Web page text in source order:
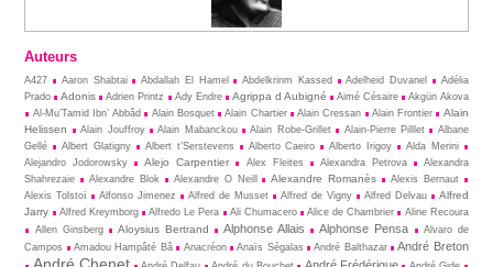
Auteurs
A427 Aaron Shabtai Abdallah El Hamel Abdelkrinm Kassed Adelheid Duvanel
Adélia
Prado
Adonis Adrien Printz Ady Endre Agrippa d Aubigné Aimé Césaire
Akgün Akova
Al-Mu’Tamid Ibn’ Abbâd
Alain Bosquet Alain Chartier Alain Cressan Alain Frontier
Alain
Helissen
Alain Jouffroy Alain Mabanckou Alain Robe-Grillet Alain-Pierre Pilllet
Albane
Gellé
Albert Glatigny Albert t’Serstevens Alberto Caeiro Alberto Irigoy
Alda Merini
Alejandro Jodorowsky
Alejo Carpentier Alex Fleites Alexandra Petrova
Alexandra
Shahrezaie
Alexandre Blok Alexandre O Neill Alexandre Romanès
Alexis Bernaut
Alexis Tolstoï
Alfonso Jimenez Alfred de Musset Alfred de Vigny Alfred Delvau
Alfred
Jarry
Alfred Kreymborg Alfredo Le Pera Ali Chumacero Alice de Chambrier
Aline Recoura
Allen Ginsberg
Aloysius Bertrand Alphonse Allais Alphonse Pensa
Alvaro de
Campos
Amadou Hampâté Bâ Anacréon Anaïs Ségalas André Balthazar André Breton
André Chenet